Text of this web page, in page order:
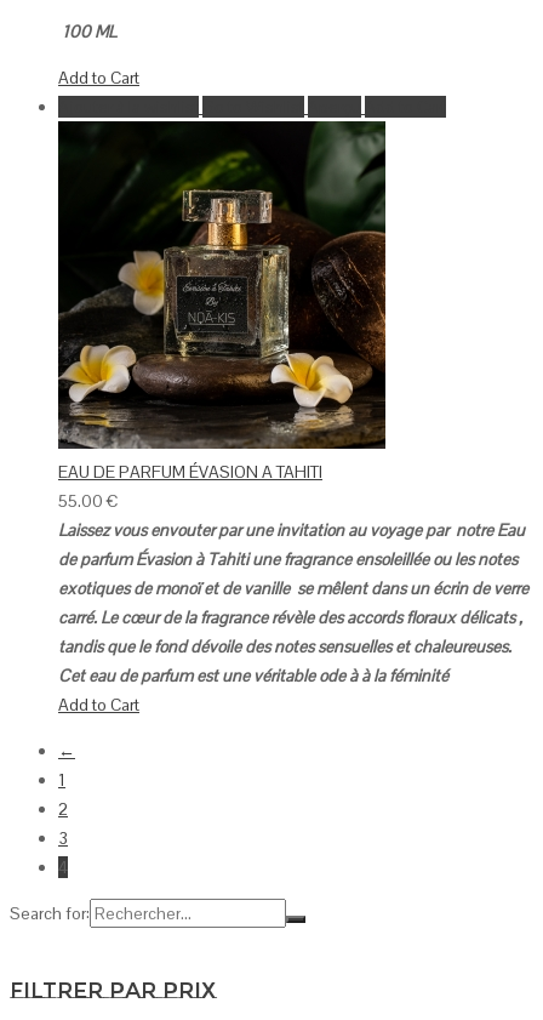
100 ML
Add to Cart
EAU DE PARFUM ÉVASION A TAHITI
55.00€
Laissez vous envouter par une invitation au voyage par notre Eau
de parfum Évasion à Tahiti une fragrance ensoleillée ou les notes
exotiques de monoï et de vanille se mêlent dans un écrin de verre
carré. Le cœur de la fragrance révèle des accords floraux délicats ,
tandis que le fond dévoile des notes sensuelles et chaleureuses.
Cet eau de parfum est une véritable ode à à la féminité
Add to Cart
←
1
2
3
4
Search for:
Filtrer par prix